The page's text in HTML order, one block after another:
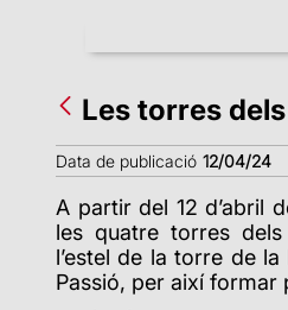
Les torres
Data de publicació 12/04/24
A partir del 12 d’abril
les quatre torres
l’estel de la torre de
Passió, per així formar